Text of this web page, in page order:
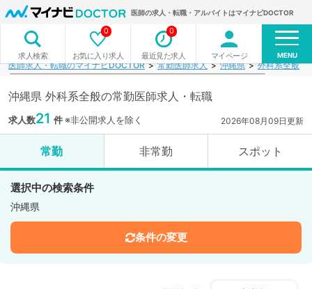
医師の求人・転職・アルバイトはマイナビDOCTOR
求人検索 お気に入り求人
0
最近見た求人
0
マイページ MENU
医師求人・転職のマイナビDOCTOR 常勤医師求人 沖縄県 外科系全般
沖縄県 外科系全般の常勤医師求人・転職
求人数21 件※非公開求人を除く 2026年08月09日更新
常勤 非常勤 スポット
選択中の検索条件
沖縄県
条件の変更